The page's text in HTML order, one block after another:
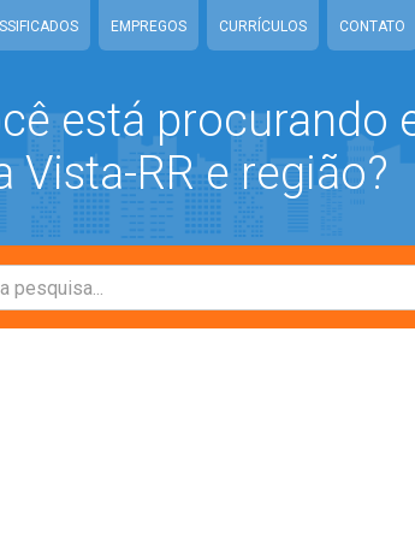
EMPREGOS CURRÍCULOS CONTATO
está procurando
Vista-RR e região?